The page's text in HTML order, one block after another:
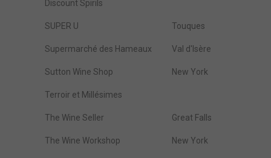
Discount Spirils
SUPER U Touques
Supermarché des Hameaux Val d'Isère
Sutton Wine Shop New York
Terroir et Millésimes
The Wine Seller Great Falls
The Wine Workshop New York